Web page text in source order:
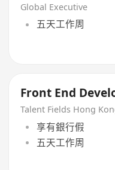
Global Executive
五天工作周
Front End
Talent Fields Hong
享有銀行假
五天工作周